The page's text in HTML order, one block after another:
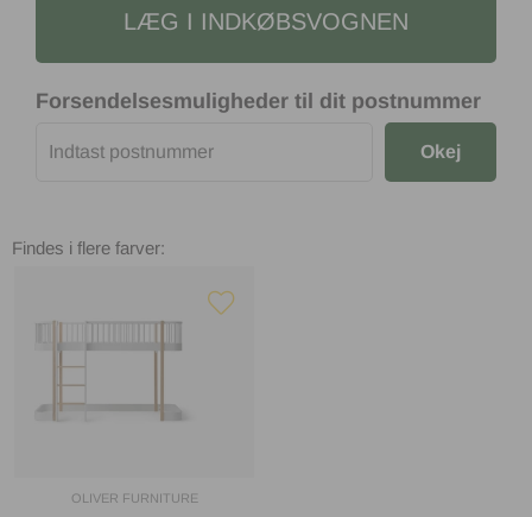
LÆG I INDKØBSVOGNEN
Forsendelsesmuligheder til dit postnummer
Okej
Findes i flere farver:
OLIVER FURNITURE